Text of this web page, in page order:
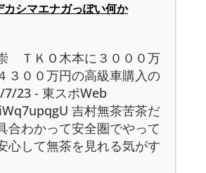
カシマエナガっぽい何か
ＴＫＯ木本に３０００万
３００万円の高級車購入の
23 - 東スポWeb
吉村無茶苦茶だ
合わかって安全圏でやって
心して無茶を見れる気がす